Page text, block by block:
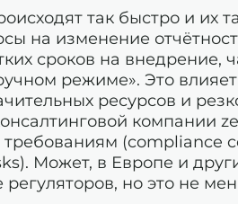
так быстро и их
на изменение
сроков на внедрение,
режиме». Это
ресурсов и
компании
требованиям (compliance
Может, в Европе и
но это не